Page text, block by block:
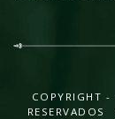
COPYRIGHT
RESERVADOS